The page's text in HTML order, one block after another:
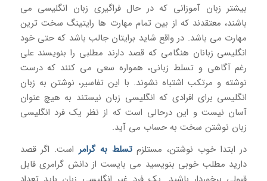
بیشتر زبان آموزانی که در حال فراگیری زبان انگلیسی می
باشند، معتقدند که از بین تمام مهارت ها رایتینگ سخت ترین
مهارت می باشد. در واقع شاید برایتان جالب باشد که حتی خود
انگلیسی زبانان هنگامی که قصد دارند مطلبی را بنویسند علی
رغم آگاهی و تسلط زبانی، همواره سعی می کنند که درست
نوشته و مرتکب اشتباه نشوند. با این تفاسیر، نوشتن به زبان
انگلیسی برای افرادی که انگلیسی زبان نیستند به هیچ عنوان
آسان نیست و این درحالی است که از نظر یک فرد انگلیسی
زبان نوشتن سخت به حساب می آید.
در ابتدا خوب نوشتن، مستلزمتسلط به گرامر است. اگر قصد
دارید مطلب خوبی بنویسید می بایست از دانش گرامری قابل